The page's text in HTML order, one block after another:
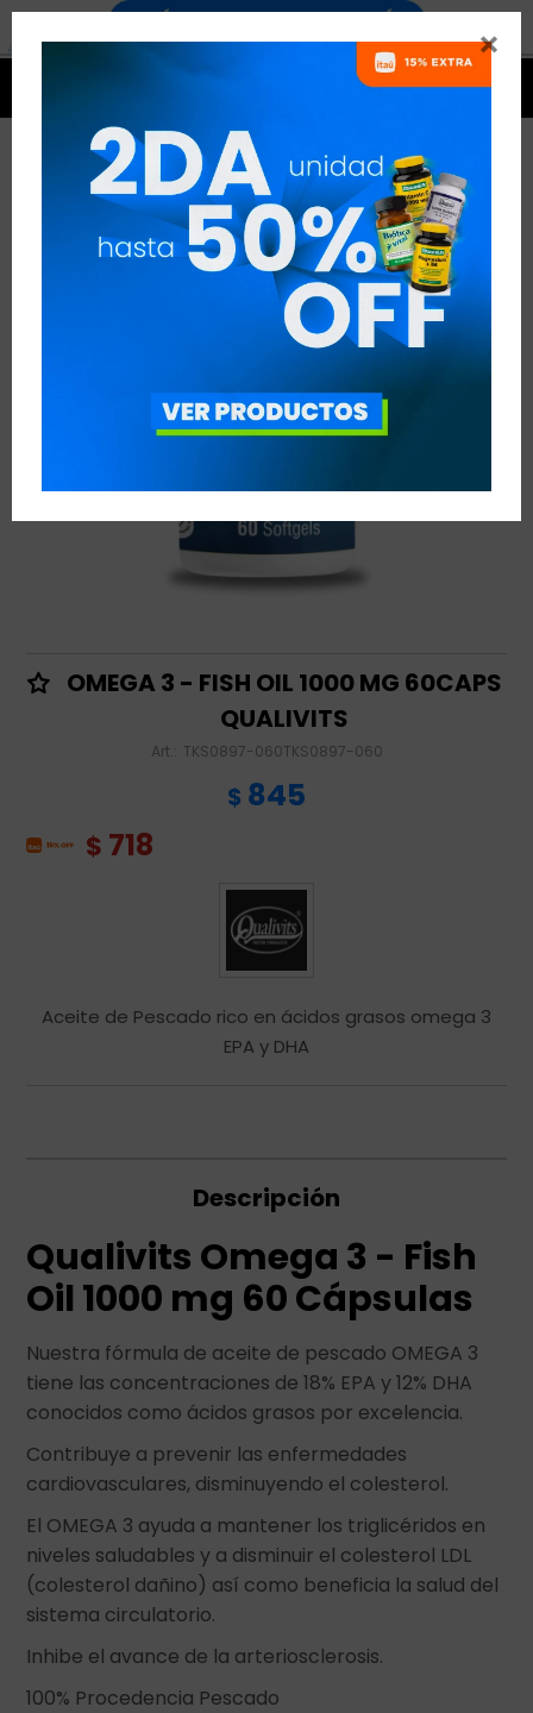

OMEGA 3 - FISH OIL 1000 MG 60CAPS
QUALIVITS
TKS0897-060TKS0897-060
$ 845
$ 718
Aceite de Pescado rico en ácidos grasos omega 3
EPA y DHA
Descripción
Qualivits Omega 3 - Fish
Oil 1000 mg 60 Cápsulas
Nuestra fórmula de aceite de pescado OMEGA 3
tiene las concentraciones de 18% EPA y 12% DHA
conocidos como ácidos grasos por excelencia.
Contribuye a prevenir las enfermedades
cardiovasculares, disminuyendo el colesterol.
El OMEGA 3 ayuda a mantener los triglicéridos en
niveles saludables y a disminuir el colesterol LDL
(colesterol dañino) así como beneficia la salud del
sistema circulatorio.
Inhibe el avance de la arteriosclerosis.
100% Procedencia Pescado